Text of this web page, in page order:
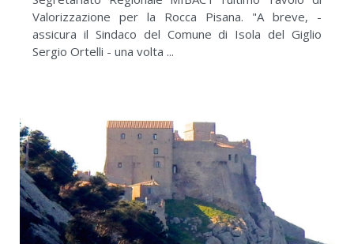
Valorizzazione per la Rocca Pisana. "A breve, -
assicura il Sindaco del Comune di Isola del Giglio
Sergio Ortelli - una volta ...